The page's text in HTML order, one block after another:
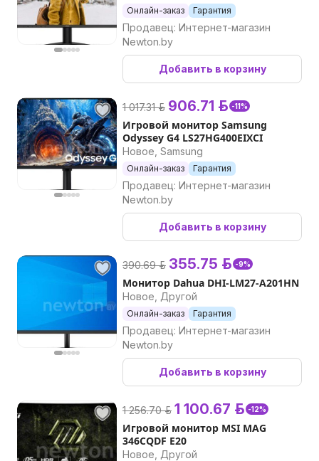
Онлайн-заказ Гарантия
Продавец: Интернет-магазин
Newton.by
Добавить в корзину
1 017.31 р. 906.71 р. -11%
Игровой монитор Samsung
Odyssey G4 LS27HG400EIXCI
Новое, Samsung
Онлайн-заказ Гарантия
Продавец: Интернет-магазин
Newton.by
Добавить в корзину
390.69 р. 355.75 р. -9%
Монитор Dahua DHI-LM27-A201HN
Новое, Другой
Онлайн-заказ Гарантия
Продавец: Интернет-магазин
Newton.by
Добавить в корзину
1 256.70 р. 1 100.67 р. -12%
Игровой монитор MSI MAG
346CQDF E20
Новое, Другой